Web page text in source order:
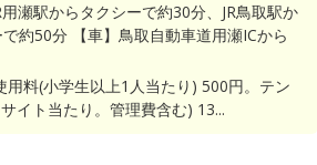
用瀬駅からタクシーで約30分、JR鳥取駅か
約50分 【車】鳥取自動車道用瀬ICから
用料(小学生以上1人当たり) 500円。テン
イト当たり。管理費含む) 13...